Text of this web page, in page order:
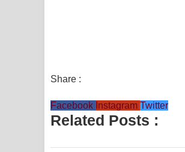
Share :
Facebook Instagram Twitter
Related Posts :